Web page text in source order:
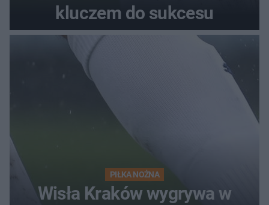
kluczem do sukcesu
PIŁKA NOŻNA
Wisła Kraków wygrywa w